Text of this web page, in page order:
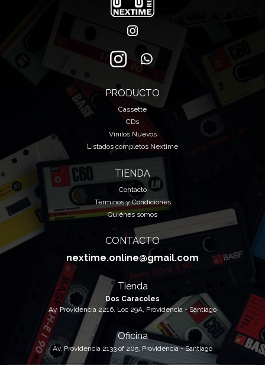
PRODUCTO
Cassette
CDs
Vinilos Nuevos
Listados completos Nextime
TIENDA
Contacto
Términos y Condiciones
Quiénes somos
CONTACTO
nextime.online@gmail.com
Tienda
Dos Caracoles
Av. Providencia 2216, Loc 29A, Providencia - Santiago
Oficina
Av. Providencia 2133 of 205, Providencia - Santiago